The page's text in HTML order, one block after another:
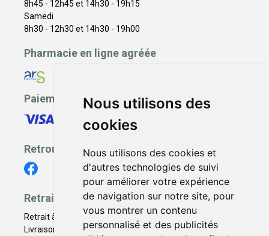
Nous utilisons des
cookies
Nous utilisons des cookies et
d'autres technologies de suivi
pour améliorer votre expérience
de navigation sur notre site, pour
vous montrer un contenu
personnalisé et des publicités
8h45 - 12h45 et 14h30 - 19h15
Samedi
8h30 - 12h30 et 14h30 - 19h00
Pharmacie en ligne agréée
Paiement sécurisé
Retrouvez-nous
Retrait - Livraison
Retrait à la pharmacie - Click & Collect
Livraison en Point Relais